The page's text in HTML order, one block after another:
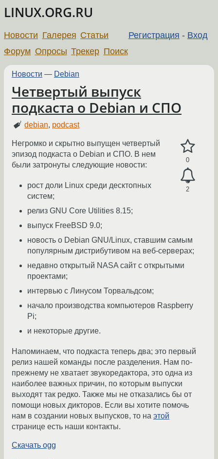
LINUX.ORG.RU
Регистрация - Вход
Новости Галерея Статьи
Форум Опросы Трекер Поиск
Новости — Debian
Четвертый выпуск
подкаста о Debian и СПО
debian, podcast
0
2
Негромко и скрытно выпущен четвертый
эпизод подкаста о Debian и СПО. В нем
были затронуты следующие новости:
рост доли Linux среди десктопных
систем;
релиз GNU Core Utilities 8.15;
выпуск FreeBSD 9.0;
новость о Debian GNU/Linux, ставшим самым
популярным дистрибутивом на веб-серверах;
недавно открытый NASA сайт с открытыми
проектами;
интервью с Линусом Торвальдсом;
начало производства компьютеров Raspberry
Pi;
и некоторые другие.
Напоминаем, что подкаста теперь два; это первый
релиз нашей команды после разделения. Нам по-
прежнему не хватает звукоредактора, это одна из
наиболее важных причин, по которым выпуски
выходят так редко. Также мы не отказались бы от
помощи новых дикторов. Если вы хотите помочь
нам в создании новых выпусков, то на этой
странице есть наши контакты.
Скачать ogg